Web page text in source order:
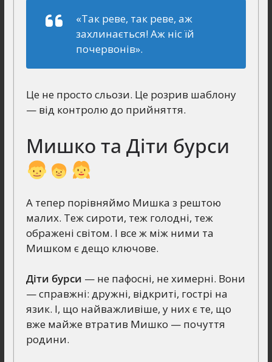
«Так реве, так реве, аж
захлинається! Аж ніс їй
почервонів».
Це не просто сльози. Це розрив шаблону
— від контролю до прийняття.
Мишко та Діти бурси
А тепер порівняймо Мишка з рештою
малих. Теж сироти, теж голодні, теж
ображені світом. І все ж між ними та
Мишком є дещо ключове.
Діти бурси — не пафосні, не химерні. Вони
— справжні: дружні, відкриті, гострі на
язик. І, що найважливіше, у них є те, що
вже майже втратив Мишко — почуття
родини.